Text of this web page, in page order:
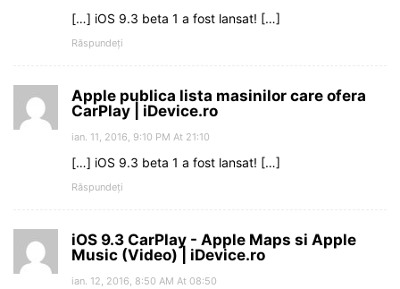
[…] iOS 9.3 beta 1 a fost lansat! […]
Răspundeți
Apple publica lista masinilor care ofera
CarPlay | iDevice.ro
ian. 11, 2016, 9:10 PM At 21:10
[…] iOS 9.3 beta 1 a fost lansat! […]
Răspundeți
iOS 9.3 CarPlay - Apple Maps si Apple
Music (Video) | iDevice.ro
ian. 12, 2016, 8:50 AM At 08:50